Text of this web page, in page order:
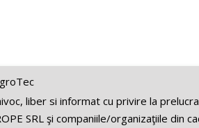
liber si informat cu privire la
SRL şi companiile/organizaţiile din